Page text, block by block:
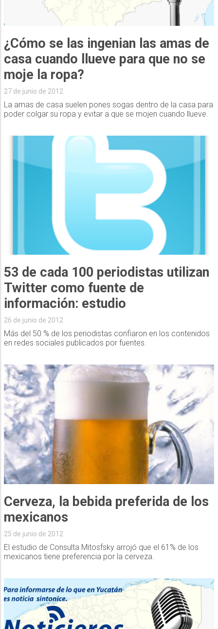
¿Cómo se las ingenian las amas de
casa cuando llueve para que no se
moje la ropa?
27 de junio de 2012
La amas de casa suelen pones sogas dentro de la casa para
poder colgar su ropa y evitar a que se mojen cuando llueve.
53 de cada 100 periodistas utilizan
Twitter como fuente de
información: estudio
26 de junio de 2012
Más del 50 % de los periodistas confiaron en los contenidos
en redes sociales publicados por fuentes.
Cerveza, la bebida preferida de los
mexicanos
25 de junio de 2012
El estudio de Consulta Mitosfsky arrojó que el 61% de los
mexicanos tiene preferencia por la cerveza.